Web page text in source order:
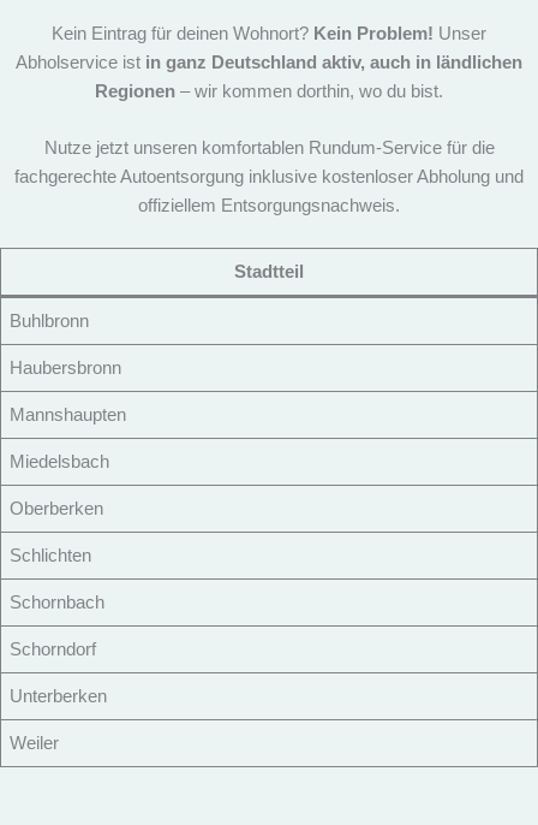
Kein Eintrag für deinen Wohnort? Kein Problem! Unser
Abholservice ist in ganz Deutschland aktiv, auch in ländlichen
Regionen – wir kommen dorthin, wo du bist.
Nutze jetzt unseren komfortablen Rundum-Service für die
fachgerechte Autoentsorgung inklusive kostenloser Abholung und
offiziellem Entsorgungsnachweis.
Stadtteil
Buhlbronn
Haubersbronn
Mannshaupten
Miedelsbach
Oberberken
Schlichten
Schornbach
Schorndorf
Unterberken
Weiler